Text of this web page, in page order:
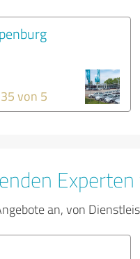
von 5
an, von